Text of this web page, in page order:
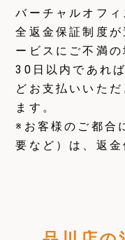
バーチャルオフ
全返金保証制度
ービスにご不満
30日以内であれ
どお支払いいた
ます。
※お客様のご都合
要など）は、返金